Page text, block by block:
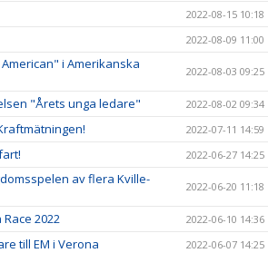
2022-08-15 10:18
2022-08-09 11:00
i Amerikanska
2022-08-03 09:25
"Årets unga ledare" 2022-08-02 09:34
2022-07-11 14:59
2022-06-27 14:25
av flera Kville-
2022-06-20 11:18
2022 2022-06-10 14:36
till EM i Verona 2022-06-07 14:25